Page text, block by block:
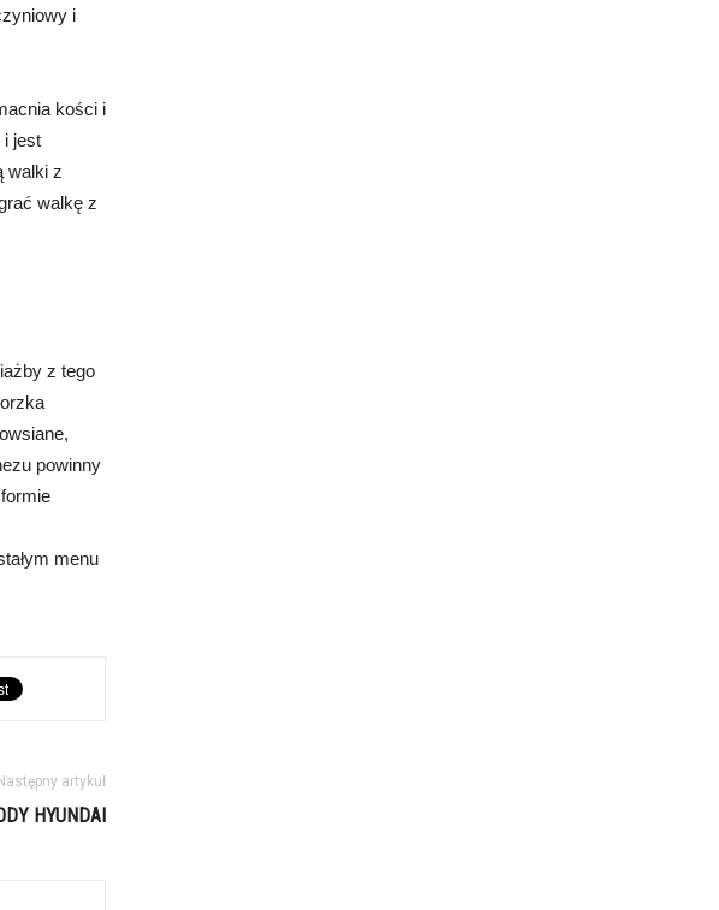
i
kości i
i jest
walki z
walkę z
z tego
powinny
menu
Następny artykuł
HYUNDAI